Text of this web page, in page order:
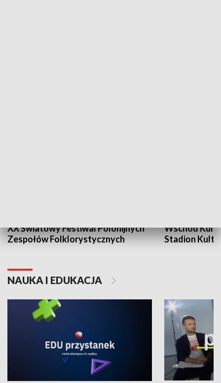
XX Światowy Festiwal Polonijnych
Zespołów Folklorystycznych
Wschód
Stadion
NAUKA I EDUKACJA